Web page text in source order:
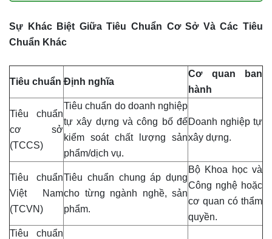
Sự Khác Biệt Giữa Tiêu Chuẩn Cơ Sở Và Các Tiêu
Chuẩn Khác
Tiêu chuẩn Định nghĩa
Cơ quan ban
hành
Tiêu chuẩn
cơ sở
(TCCS)
Tiêu chuẩn do doanh nghiệp
tự xây dựng và công bố để
kiểm soát chất lượng sản
phẩm/dịch vụ.
Doanh nghiệp tự
xây dựng.
Tiêu chuẩn
Việt Nam
(TCVN)
Tiêu chuẩn chung áp dụng
cho từng ngành nghề, sản
phẩm.
Bộ Khoa học và
Công nghệ hoặc
cơ quan có thẩm
quyền.
Tiêu chuẩn